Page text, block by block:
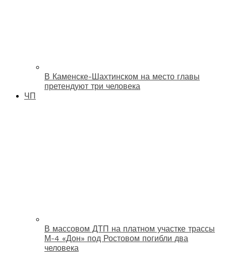
В Каменске-Шахтинском на место главы
претендуют три человека
ЧП
В массовом ДТП на платном участке трассы
М-4 «Дон» под Ростовом погибли два
человека